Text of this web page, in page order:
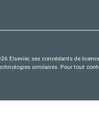
Elsevier, ses concédants de
similaires. Pour tout